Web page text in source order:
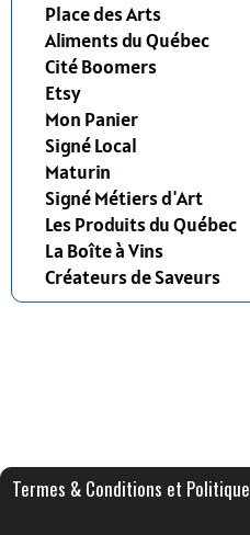
Place des Arts
Aliments du Québec
Cité Boomers
Etsy
Mon Panier
Signé Local
Maturin
Signé Métiers d'Art
Les Produits du Québec
La Boîte à Vins
Créateurs de Saveurs
Termes & Conditions et